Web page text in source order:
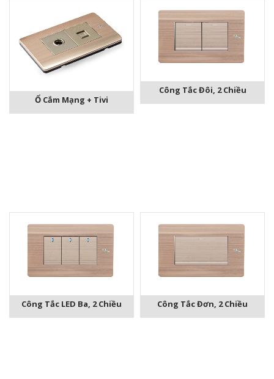
Ổ Cắm Mạng + Tivi
Công Tắc Đôi, 2 Chiều
Công Tắc LED Ba, 2 Chiều Công Tắc Đơn, 2 Chiều